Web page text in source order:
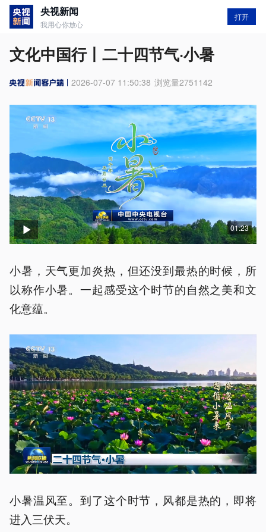
央视新闻
我用心你放心
打开
文化中国行丨二十四节气·小暑
2026-07-07 11:50:38 浏览量2751142
01:23
小暑，天气更加炎热，但还没到最热的时候，所
以称作小暑。一起感受这个时节的自然之美和文
化意蕴。
小暑温风至。到了这个时节，风都是热的，即将
进入三伏天。